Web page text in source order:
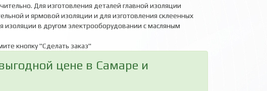
Для изготовления деталей главной изоляции
и ярмовой изоляции и для изготовления склеенных
изоляции в другом электрооборудовании с масляным
кнопку "Сделать заказ"
цене в Самаре и